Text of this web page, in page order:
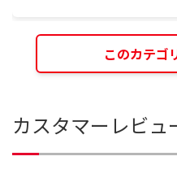
このカテゴ
カスタマーレビュ